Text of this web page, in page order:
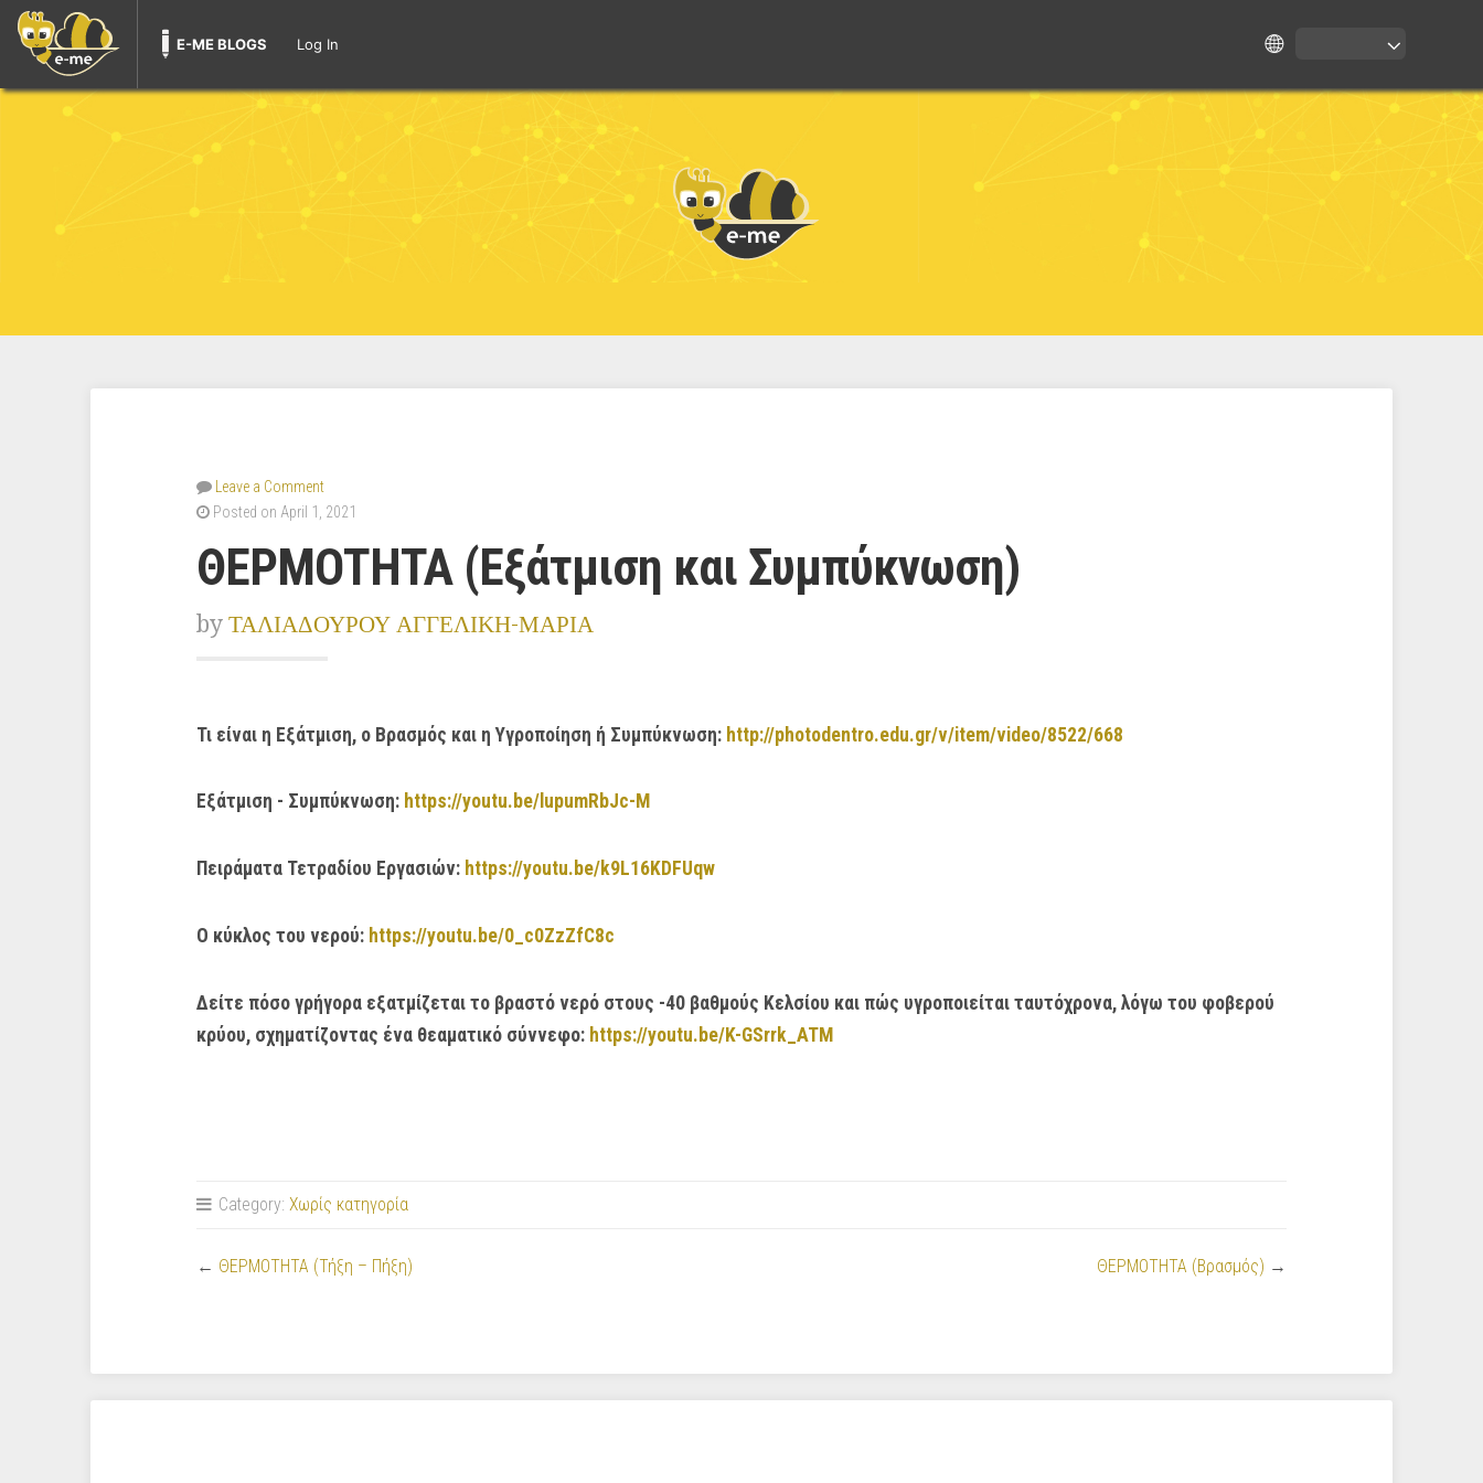
E-ME BLOGS Log In
Leave a Comment
Posted on April 1, 2021
ΘΕΡΜΟΤΗΤΑ (Εξάτμιση και Συμπύκνωση)
by ΤΑΛΙΑΔΟΥΡΟΥ ΑΓΓΕΛΙΚΗ-ΜΑΡΙΑ
Τι είναι η Εξάτμιση, ο Βρασμός και η Υγροποίηση ή Συμπύκνωση: http://photodentro.edu.gr/v/item/video/8522/668
Εξάτμιση - Συμπύκνωση: https://youtu.be/lupumRbJc-M
Πειράματα Τετραδίου Εργασιών: https://youtu.be/k9L16KDFUqw
Ο κύκλος του νερού: https://youtu.be/0_c0ZzZfC8c
Δείτε πόσο γρήγορα εξατμίζεται το βραστό νερό στους -40 βαθμούς Κελσίου και πώς υγροποιείται ταυτόχρονα, λόγω του φοβερού
κρύου, σχηματίζοντας ένα θεαματικό σύννεφο: https://youtu.be/K-GSrrk_ATM
Category: Χωρίς κατηγορία
← ΘΕΡΜΟΤΗΤΑ (Τήξη – Πήξη) ΘΕΡΜΟΤΗΤΑ (Βρασμός) →